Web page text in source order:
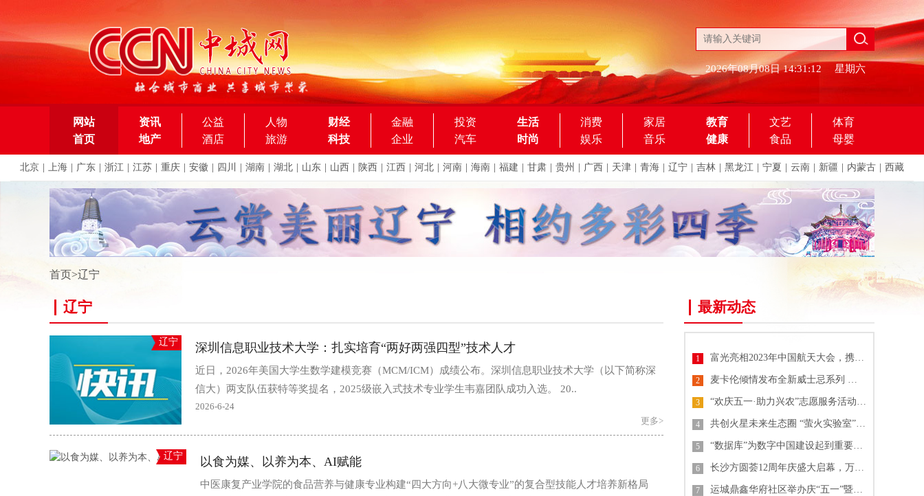
2026年08月08日 14:31:12 星期六
网站
首页
资讯 公益 人物 财经 金融 投资 生活 消费 家居 教育 文艺
体育
地产
酒店 旅游 科技 企业 汽车 时尚 娱乐 音乐 健康 食品 母婴
北京 上海 广东 浙江 江苏 重庆 安徽 四川 湖南 湖北 山东 山西 陕西 江西 河北 河南 海南 福建 甘肃 贵州 广西 天津 青海 辽宁 吉林 黑龙江 宁夏 云南 新疆 内蒙古 西藏
首页>辽宁
辽宁
辽宁 深圳信息职业技术大学：扎实培育“两好两强四型”技术人才
近日，2026年美国大学生数学建模竞赛（MCM/ICM）成绩公布。深圳信息职业技术大学（以下简称深
信大）两支队伍获特等奖提名，2025级嵌入式技术专业学生韦嘉团队成功入选。 20..
2026-6-24
更多>
辽宁 以食为媒、以养为本、AI赋能
中医康复产业学院的食品营养与健康专业构建“四大方向+八大微专业”的复合型技能人才培养新格局
最新动态
1 富光亮相2023年中国航天大会，携手中国航天共推技术与文化创新
2 麦卡伦倾情发布全新威士忌系列 纪念《007》电影60周年单一麦芽威士忌
3 “欢庆五一·助力兴农”志愿服务活动 中建-大成山东公司
4 共创火星未来生态圈 “萤火实验室”格物叩苍穹
5 “数据库”为数字中国建设起到重要支撑作用
6 长沙方圆荟12周年庆盛大启幕，万人齐聚掀起城市热潮
7 运城鼎鑫华府社区举办庆“五一”暨“锦绣中华文化园”开园活动